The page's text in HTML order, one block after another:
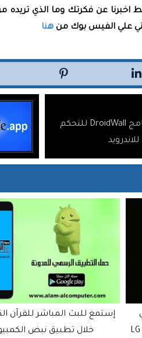
اخبرنا عن فكرتك وما الذي
علي الفيس بوك من هنا
برنامج اليوم : برنامج DroidWall للتحكم
جالكسي نوت 9 بالأسواق اخر أغسطس